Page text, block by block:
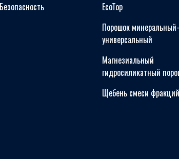
Безопасность
EcoTop
Порошок минеральный-
универсальный
Магнезиальный
гидросиликатный
Щебень смеси фракций